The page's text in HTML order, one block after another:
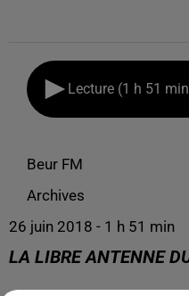
Lecture (1 h 51
Beur FM
Archives
26 juin 2018 - 1 h 51 min
LA LIBRE ANTENNE